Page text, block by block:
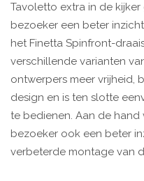
Tavoletto extra in de
bezoeker een beter
het Finetta Spinfront-
verschillende varianten
ontwerpers meer vrijheid,
design en is ten slotte
te bedienen. Aan de
bezoeker ook een beter
verbeterde montage van